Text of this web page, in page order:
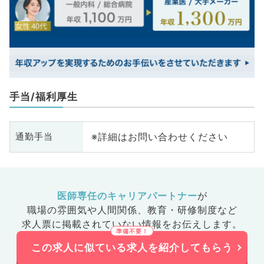
手当/福利厚生
通勤手当 ※詳細はお問い合わせください
医師専任のキャリアパートナーが
職場の雰囲気や人間関係、 教育・研修制度など
求人票に掲載されていない情報をお伝えします。
この求人に似ている求人を紹介してもらう